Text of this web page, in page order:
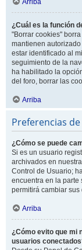
Arriba
¿Cuál es la función
"Borrar cookies"
mantienen
estar identificado al
seguimiento de la
ha habilitado la
del foro, borrar las
Arriba
Preferencias
¿Cómo se puede
Si es un usuario
archivados en
Control de Usuario;
encuentra en la parte
permitirá cambiar
Arriba
¿Cómo evito que mi
usuarios